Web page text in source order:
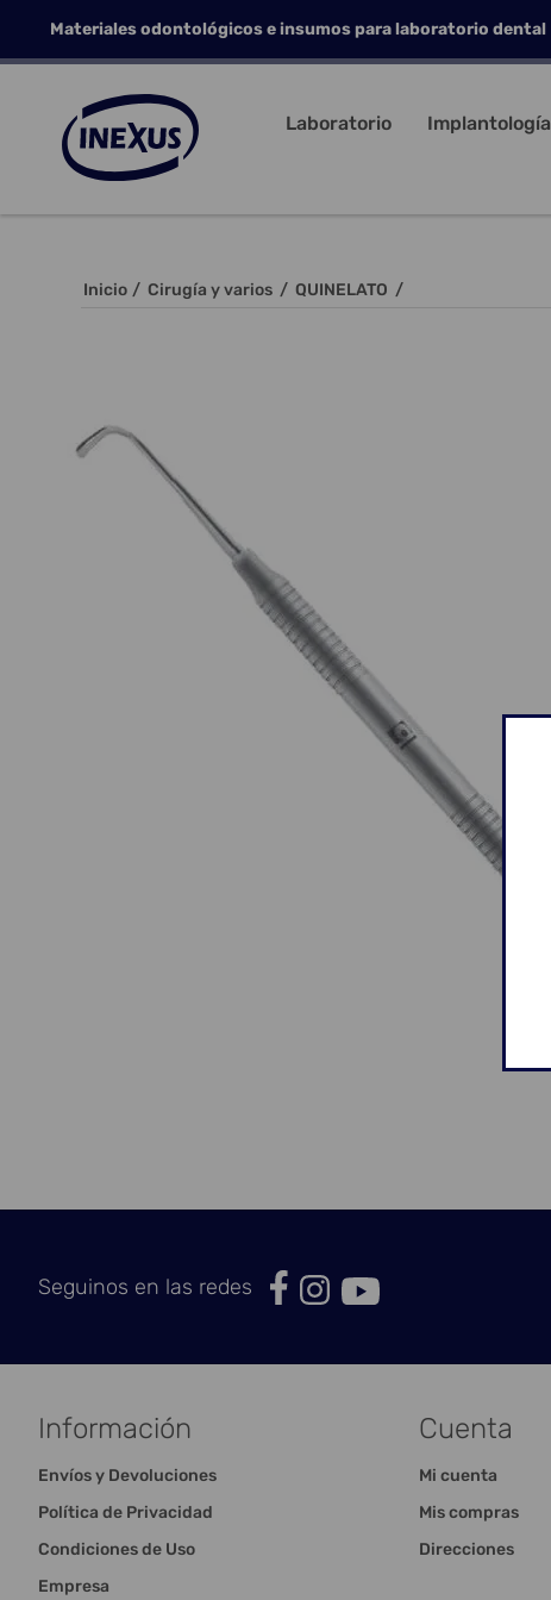
Materiales odontológicos e insumos para laboratorio dental
Laboratorio Implantología
Inicio / Cirugía y varios / QUINELATO /
Seguinos en las redes
Información
Envíos y Devoluciones
Política de Privacidad
Condiciones de Uso
Empresa
Cuenta
Mi cuenta
Mis compras
Direcciones